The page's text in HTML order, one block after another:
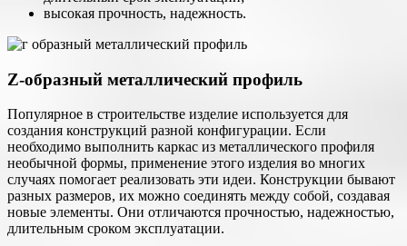
высокая прочность, надежность.
Z-образный металлический профиль
Популярное в строительстве изделие используется для
создания конструкций разной конфигурации. Если
необходимо выполнить каркас из металлического профиля
необычной формы, применение этого изделия во многих
случаях помогает реализовать эти идеи. Конструкции бывают
разных размеров, их можно соединять между собой, создавая
новые элементы. Они отличаются прочностью, надежностью,
длительным сроком эксплуатации.